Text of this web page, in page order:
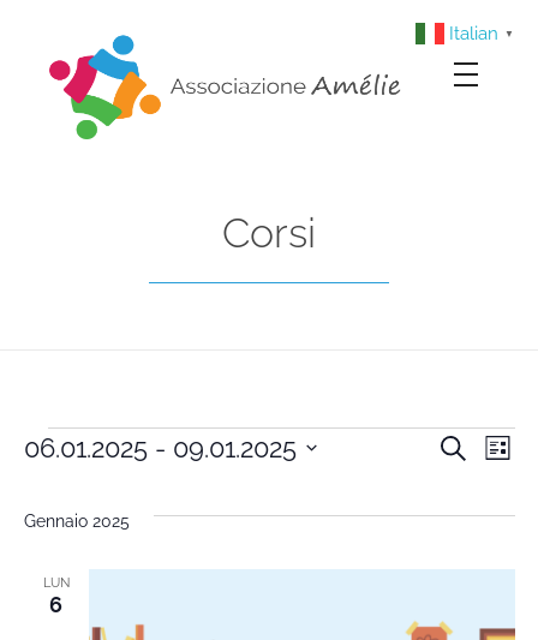
Corsi
Cerca
Lista
06.01.2025 - 09.01.2025
la
Gennaio 2025
LUN
6
Italian ▼